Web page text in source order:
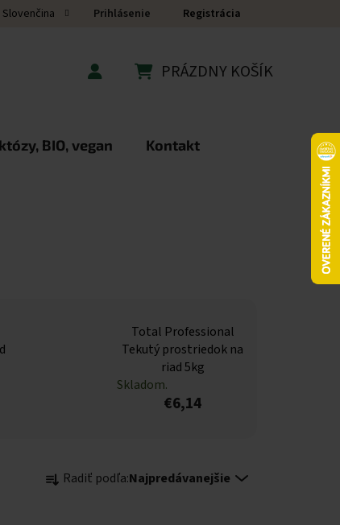
Slovenčina Prihlásenie Registrácia
PRÁZDNY KOŠÍK
BIO, vegan Kontakt
Total Professional
Tekutý prostriedok na
riad 5kg
Skladom.
€6,14
Radiť podľa:Najpredávanejšie